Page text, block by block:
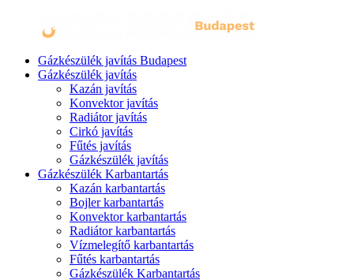
Gázkészülék javítás Budapest
Gázkészülék javítás
Kazán javítás
Konvektor javítás
Radiátor javítás
Cirkó javítás
Fűtés javítás
Gázkészülék javítás
Gázkészülék Karbantartás
Kazán karbantartás
Bojler karbantartás
Konvektor karbantartás
Radiátor karbantartás
Vízmelegítő karbantartás
Fűtés karbantartás
Gázkészülék Karbantartás